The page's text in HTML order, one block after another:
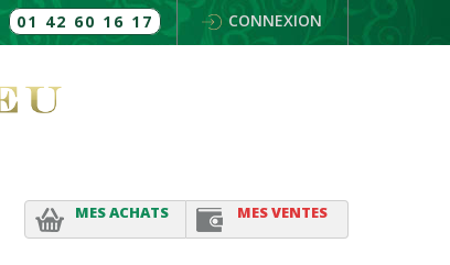
CONNEXION
01 42 60 16 17
MES VENTES
MES ACHATS